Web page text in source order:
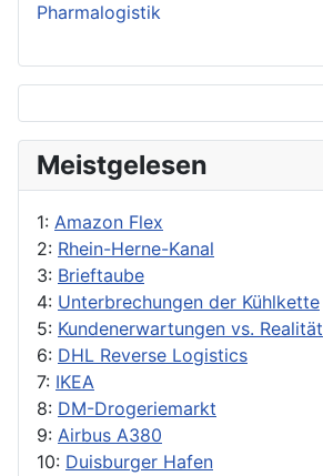
Pharmalogistik
Meistgelesen
1: Amazon Flex
2: Rhein-Herne-Kanal
3: Brieftaube
4: Unterbrechungen der Kühlkette
5: Kundenerwartungen vs. Realität
6: DHL Reverse Logistics
7: IKEA
8: DM-Drogeriemarkt
9: Airbus A380
10: Duisburger Hafen